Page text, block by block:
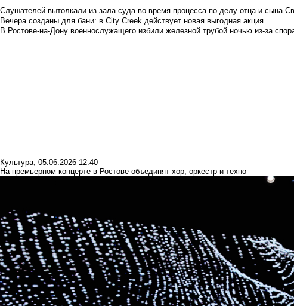
Слушателей вытолкали из зала суда во время процесса по делу отца и сына
Вечера созданы для бани: в City Creek действует новая выгодная акция
В Ростове-на-Дону военнослужащего избили железной трубой ночью из-за
Культура, 05.06.2026 12:40
На премьерном концерте в Ростове объединят хор, оркестр и техно